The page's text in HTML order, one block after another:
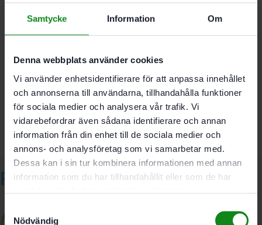
Samtycke Information Om
Denna webbplats använder cookies
Vi använder enhetsidentifierare för att anpassa innehållet
och annonserna till användarna, tillhandahålla funktioner
för sociala medier och analysera vår trafik. Vi
vidarebefordrar även sådana identifierare och annan
information från din enhet till de sociala medier och
annons- och analysföretag som vi samarbetar med.
Dessa kan i sin tur kombinera informationen med annan
information som du har tillhandahållit eller som de har
Nödvändig
Recensioner (0)
Det finns inga recensioner än.
Bli först med att recensera ”Festool Förfilter VF-SYS-
AIR/5”
Du måste varainloggadför att skriva en recension.
Relaterade produkter